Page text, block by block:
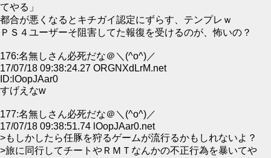
てやる」
都合が悪くなるとキチガイ認定にずらす、テンプレｗ
ＰＳ４ユーザーそ阻害してた報復を受けるのが、怖いの？
176:名無しさん必死だな＠＼(^o^)／
17/07/18 09:38:24.27 ORGNXdLrM.net
ID:lOopJAar0
すげえなw
177:名無しさん必死だな＠＼(^o^)／
17/07/18 09:38:51.74 lOopJAar0.net
>もしかしたら任豚を狩るゲームが流行るかもしれないよ？
>旅に同行してチートやＲＭＴなんかの不正行為を暴いてや